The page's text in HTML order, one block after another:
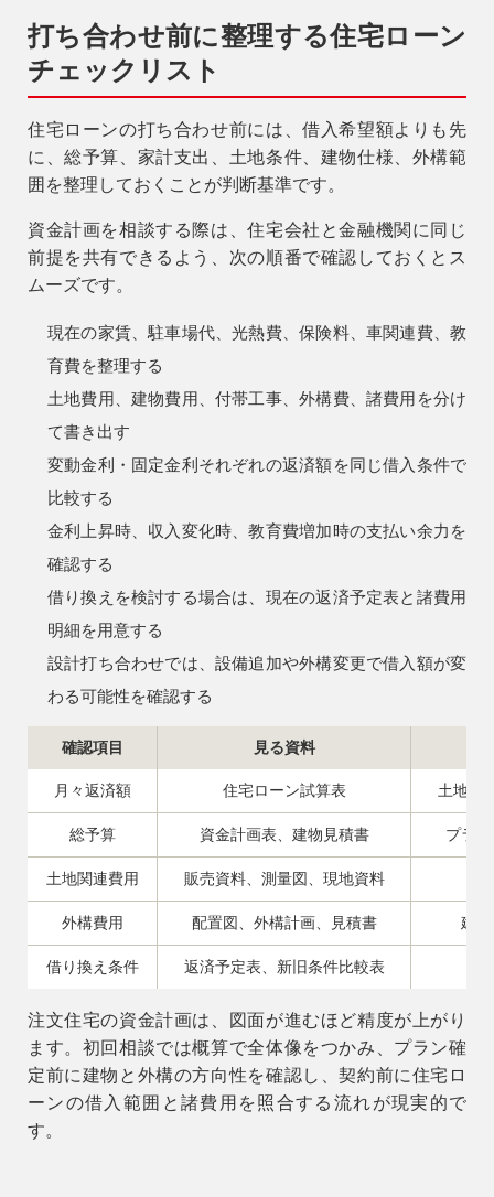
打ち合わせ前に整理する住宅ローン
チェックリスト
住宅ローンの打ち合わせ前には、借入希望額よりも先
に、総予算、家計支出、土地条件、建物仕様、外構範
囲を整理しておくことが判断基準です。
資金計画を相談する際は、住宅会社と金融機関に同じ
前提を共有できるよう、次の順番で確認しておくとス
ムーズです。
現在の家賃、駐車場代、光熱費、保険料、車関連費、教
育費を整理する
土地費用、建物費用、付帯工事、外構費、諸費用を分け
て書き出す
変動金利・固定金利それぞれの返済額を同じ借入条件で
比較する
金利上昇時、収入変化時、教育費増加時の支払い余力を
確認する
借り換えを検討する場合は、現在の返済予定表と諸費用
明細を用意する
設計打ち合わせでは、設備追加や外構変更で借入額が変
わる可能性を確認する
確認項目 見る資料
月々返済額 住宅ローン試算表 土地・
総予算 資金計画表、建物見積書 プラ
土地関連費用 販売資料、測量図、現地資料
外構費用 配置図、外構計画、見積書 建
借り換え条件 返済予定表、新旧条件比較表
注文住宅の資金計画は、図面が進むほど精度が上がり
ます。初回相談では概算で全体像をつかみ、プラン確
定前に建物と外構の方向性を確認し、契約前に住宅ロ
ーンの借入範囲と諸費用を照合する流れが現実的で
す。